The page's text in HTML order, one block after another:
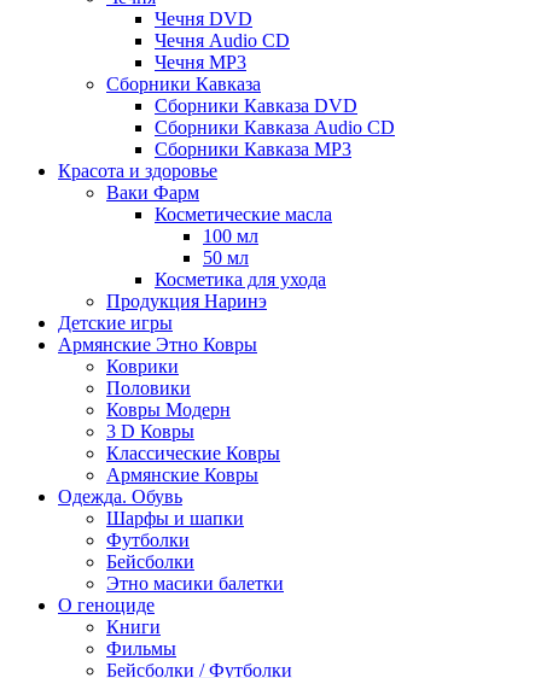
Чечня DVD
Чечня Audio CD
Чечня MP3
Сборники Кавказа
Сборники Кавказа DVD
Сборники Кавказа Audio CD
Сборники Кавказа MP3
Красота и здоровье
Ваки Фарм
Косметические масла
100 мл
50 мл
Косметика для ухода
Продукция Наринэ
Детские игры
Армянские Этно Ковры
Коврики
Половики
Ковры Модерн
3 D Ковры
Классические Ковры
Армянские Ковры
Одежда. Обувь
Шарфы и шапки
Футболки
Бейсболки
Этно масики балетки
О геноциде
Книги
Фильмы
Бейсболки / Футболки